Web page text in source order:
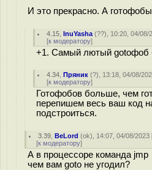
И это прекрасно. А
4.15 ,InuYasha (??), 10:20, 04/08/
[к модератору]
+1. Самый лютый gotoфоб
4.34 ,Пряник (?), 13:18, 04/08/
[к модератору]
Готофобов больше, чем
перепишем весь ваш код
подстроиться.
3.39 ,BeLord (ok), 14:07, 04/08/2023
[к модератору]
А в процессоре команда
чем вам goto не угодил?